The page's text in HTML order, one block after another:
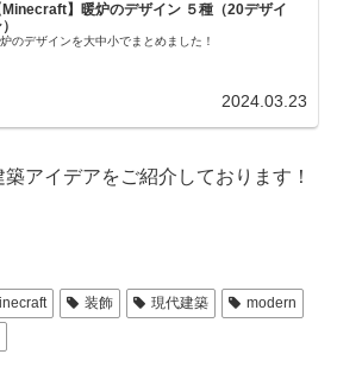
Minecraft】暖炉のデザイン ５種（20デザイ
のデザインを大中小でまとめました！
2024.03.23
築アイデアをご紹介しております！
装飾 現代建築
modern